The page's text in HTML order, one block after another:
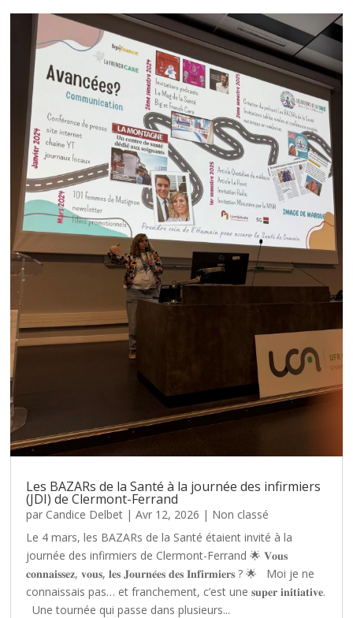
Les BAZARs de la Santé à la journée des infirmiers
(JDI) de Clermont-Ferrand
par Candice Delbet |Avr 12, 2026 | Non classé
Le 4 mars, les BAZARs de la Santé étaient invité à la
journée des infirmiers de Clermont-Ferrand 🌟 𝐕𝐨𝐮𝐬
𝐜𝐨𝐧𝐧𝐚𝐢𝐬𝐬𝐞𝐳, 𝐯𝐨𝐮𝐬, 𝐥𝐞𝐬 𝐉𝐨𝐮𝐫𝐧𝐞́𝐞𝐬 𝐝𝐞𝐬 𝐈𝐧𝐟𝐢𝐫𝐦𝐢𝐞𝐫𝐬 ? 🌟 Moi je ne
connaissais pas… et franchement, c’est une 𝐬𝐮𝐩𝐞𝐫 𝐢𝐧𝐢𝐭𝐢𝐚𝐭𝐢𝐯𝐞.
Une tournée qui passe dans plusieurs...